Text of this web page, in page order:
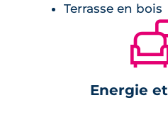
Terrasse en bois
Energie